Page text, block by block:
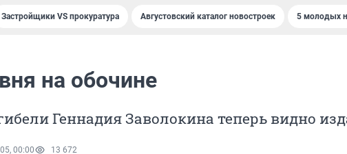
Застройщики VS прокуратура Августовский каталог новостроек 5 молодых
на обочине
Геннадия Заволокина теперь видно
00:00 13 672